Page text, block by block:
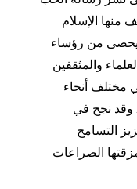
منها الإسلام
يحصى من رؤساء
والمثقفين
مختلف أنحاء
وقد نجح في
التسامح
الصراعات